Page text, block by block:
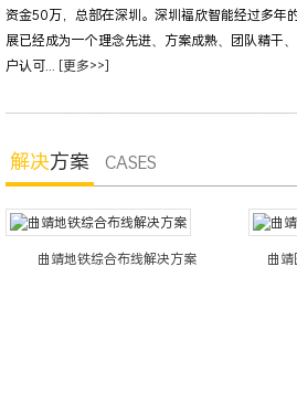
资金50万，总部在深圳。深圳福欣智能经过多年
展已经成为一个理念先进、方案成熟、团队精干
户认可... [更多>>]
解决方案 CASES
曲靖地铁综合布线解决方案 曲